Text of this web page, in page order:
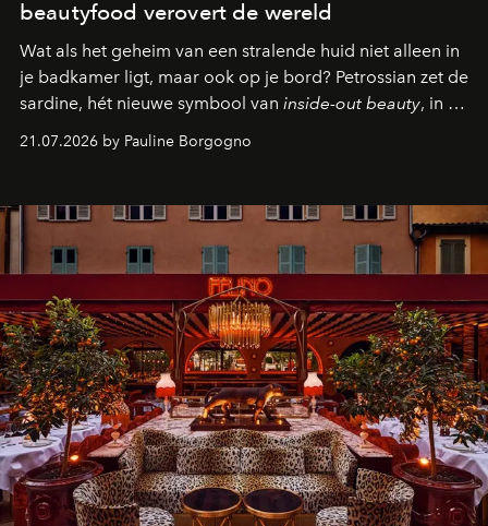
beautyfood verovert de wereld
Wat als het geheim van een stralende huid niet alleen in
je badkamer ligt, maar ook op je bord? Petrossian zet de
sardine, hét nieuwe symbool van inside-out beauty, in de
21.07.2026 by Pauline Borgogno